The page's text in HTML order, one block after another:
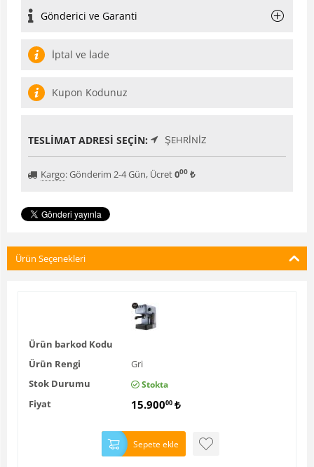
Gönderici ve Garanti
İptal ve İade
Kupon Kodunuz
TESLIMAT ADRESI SEÇIN: ŞEHRINIZ
Kargo:Gönderim 2-4 Gün, Ücret000 ₺
Ürün Seçenekleri
Ürün barkod Kodu
Ürün Rengi
Gri
Stok Durumu
Stokta
Fiyat 15.90000 ₺
Sepete ekle